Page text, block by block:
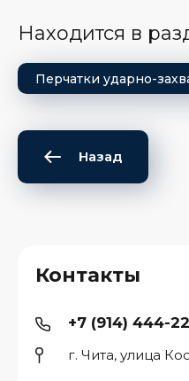
Находится в
Перчатки ударно-
Назад
Контакты
+7 (914) 444-
г. Чита, улица